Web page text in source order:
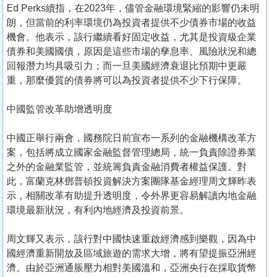
Ed Perks續指，在2023年，儘管金融環境緊縮的影響仍未明
朗，但當前的利率環境仍為投資者提供不少債券市場的收益
機會。他表示，該行繼續看好固定收益，尤其是投資級企業
債券和美國國債，原因是這些市場的孳息率、風險狀況和總
回報潛力均具吸引力；而一旦美國經濟衰退比預期中更嚴
重，那麼優質的債券將可以為投資者提供不少下行保障。
中國監管改革助增透明度
中國正舉行兩會，國務院日前宣布一系列的金融機構改革方
案，包括將成立國家金融監督管理總局，統一負責除證券業
之外的金融業監管，並統籌負責金融消費者權益保護。對
此，富蘭克林鄧普頓投資解決方案團隊基金經理周文輝昨表
示，相關改革有助提升透明度，令外界更容易解讀內地金融
環境最新狀況，有利內地經濟及投資前景。
周文輝又表示，該行對中國快速重啟經濟感到樂觀，因為中
國經濟重新開放及區域旅遊的需求大增，將有望提振亞洲經
濟。由於亞洲通脹壓力相對美國溫和，亞洲央行在採取貨幣